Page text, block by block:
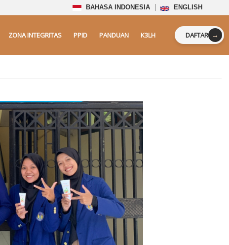
BAHASA INDONESIA ENGLISH
ZONA INTEGRITAS PPID PANDUAN K3LH DAFTAR →